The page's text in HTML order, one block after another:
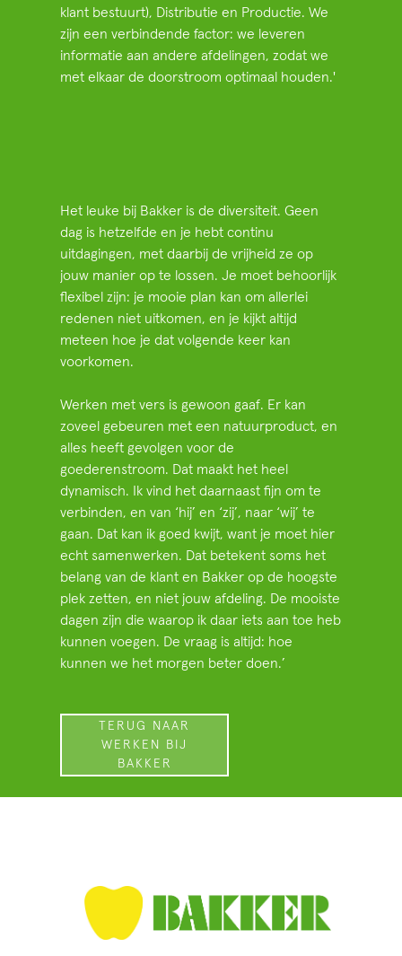
klant bestuurt), Distributie en Productie. We
zijn een verbindende factor: we leveren
informatie aan andere afdelingen, zodat we
met elkaar de doorstroom optimaal houden.'
Het leuke bij Bakker is de diversiteit. Geen
dag is hetzelfde en je hebt continu
uitdagingen, met daarbij de vrijheid ze op
jouw manier op te lossen. Je moet behoorlijk
flexibel zijn: je mooie plan kan om allerlei
redenen niet uitkomen, en je kijkt altijd
meteen hoe je dat volgende keer kan
voorkomen.
Werken met vers is gewoon gaaf. Er kan
zoveel gebeuren met een natuurproduct, en
alles heeft gevolgen voor de
goederenstroom. Dat maakt het heel
dynamisch. Ik vind het daarnaast fijn om te
verbinden, en van ‘hij’ en ‘zij’, naar ‘wij’ te
gaan. Dat kan ik goed kwijt, want je moet hier
echt samenwerken. Dat betekent soms het
belang van de klant en Bakker op de hoogste
plek zetten, en niet jouw afdeling. De mooiste
dagen zijn die waarop ik daar iets aan toe heb
kunnen voegen. De vraag is altijd: hoe
kunnen we het morgen beter doen.’
TERUG NAAR
WERKEN BIJ
BAKKER